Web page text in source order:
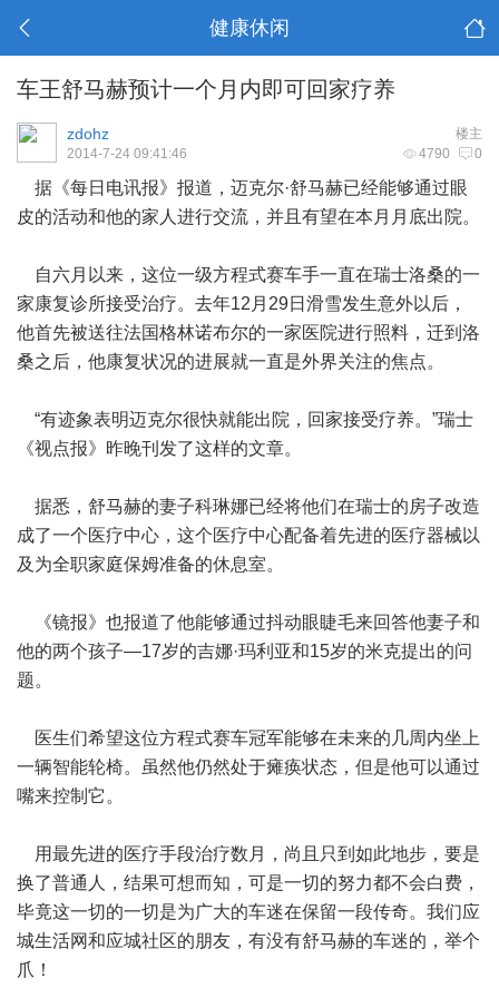
健康休闲
车王舒马赫预计一个月内即可回家疗养
楼主
zdohz
4790 0
2014-7-24 09:41:46
据《每日电讯报》报道，迈克尔·舒马赫已经能够通过眼
皮的活动和他的家人进行交流，并且有望在本月月底出院。
自六月以来，这位一级方程式赛车手一直在瑞士洛桑的一
家康复诊所接受治疗。去年12月29日滑雪发生意外以后，
他首先被送往法国格林诺布尔的一家医院进行照料，迁到洛
桑之后，他康复状况的进展就一直是外界关注的焦点。
“有迹象表明迈克尔很快就能出院，回家接受疗养。”瑞士
《视点报》昨晚刊发了这样的文章。
据悉，舒马赫的妻子科琳娜已经将他们在瑞士的房子改造
成了一个医疗中心，这个医疗中心配备着先进的医疗器械以
及为全职家庭保姆准备的休息室。
《镜报》也报道了他能够通过抖动眼睫毛来回答他妻子和
他的两个孩子—17岁的吉娜·玛利亚和15岁的米克提出的问
题。
医生们希望这位方程式赛车冠军能够在未来的几周内坐上
一辆智能轮椅。虽然他仍然处于瘫痪状态，但是他可以通过
嘴来控制它。
用最先进的医疗手段治疗数月，尚且只到如此地步，要是
换了普通人，结果可想而知，可是一切的努力都不会白费，
毕竟这一切的一切是为广大的车迷在保留一段传奇。我们应
城生活网和应城社区的朋友，有没有舒马赫的车迷的，举个
爪！